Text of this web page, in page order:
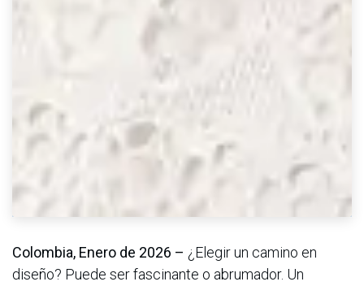
Colombia, Enero de 2026 – ¿Elegir un camino en
diseño? Puede ser fascinante o abrumador. Un